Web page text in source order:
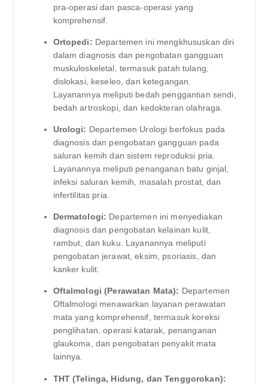
pra-operasi dan pasca-operasi yang
komprehensif.
Ortopedi: Departemen ini mengkhususkan diri
dalam diagnosis dan pengobatan gangguan
muskuloskeletal, termasuk patah tulang,
dislokasi, keseleo, dan ketegangan.
Layanannya meliputi bedah penggantian sendi,
bedah artroskopi, dan kedokteran olahraga.
Urologi: Departemen Urologi berfokus pada
diagnosis dan pengobatan gangguan pada
saluran kemih dan sistem reproduksi pria.
Layanannya meliputi penanganan batu ginjal,
infeksi saluran kemih, masalah prostat, dan
infertilitas pria.
Dermatologi: Departemen ini menyediakan
diagnosis dan pengobatan kelainan kulit,
rambut, dan kuku. Layanannya meliputi
pengobatan jerawat, eksim, psoriasis, dan
kanker kulit.
Oftalmologi (Perawatan Mata): Departemen
Oftalmologi menawarkan layanan perawatan
mata yang komprehensif, termasuk koreksi
penglihatan, operasi katarak, penanganan
glaukoma, dan pengobatan penyakit mata
lainnya.
THT (Telinga, Hidung, dan Tenggorokan):